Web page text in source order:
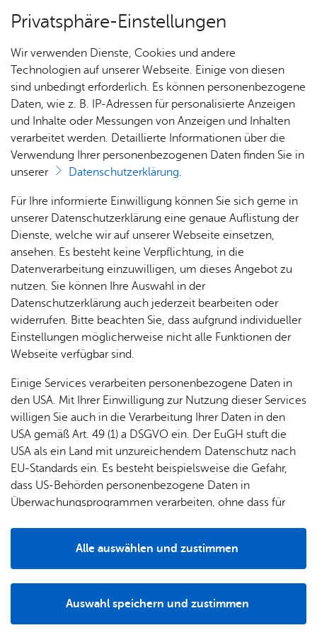
Nach­rich­ten
Lehr­gän­ge
Aus­bil­dung Um­welt­schutz­
zug
In einer 36 stündigen Grundausbildung werden
die Mitglieder des
Umweltschutzzugesauf den
Einsatz vorbereitet.
Die Grundausbildung dient zum einen als Einführung für
neue Mitglieder ins Thema, zum anderen den erfahrenen
Feuerwehrleuten als Auffrischung und Einweisung in neue
Geräte. Die verschiedenen Fachgebiete werden durch
feuerwehrinterne Ausbilder betreut und an die Mannschaft
vermittelt. Der Stundenplan ist nach Schwerpunkten
aufgeteilt und behandelt Themen wie zum Beispiel
Messen und Messtaktik, persönliche Sonderausrüstung,
Abdichten und Auffangen, Pumpen und Umfüllen,
Dekontamination, Lageerkundung und Beständigkeit von
Materialien. Am Ende der Grundausbildung wird das
Gelernte in einer Einsatzübung angewendet und geprüft.
der Abteilungen Friedrichshafen und Kluftern zusammen.
und immer auf dem aktuellsten Stand zu halten.
Privatsphäre-Einstellungen
Wir verwenden Dienste, Cookies und andere
Technologien auf unserer Webseite. Einige von diesen
sind unbedingt erforderlich. Es können personenbezogene
Daten, wie z. B. IP-Adressen für personalisierte Anzeigen
und Inhalte oder Messungen von Anzeigen und Inhalten
verarbeitet werden. Detaillierte Informationen über die
Verwendung Ihrer personenbezogenen Daten finden Sie in
unserer
Datenschutzerklärung.
Für Ihre informierte Einwilligung können Sie sich gerne in
unserer Datenschutzerklärung eine genaue Auflistung der
Dienste, welche wir auf unserer Webseite einsetzen,
ansehen. Es besteht keine Verpflichtung, in die
Datenverarbeitung einzuwilligen, um dieses Angebot zu
nutzen. Sie können Ihre Auswahl in der
Datenschutzerklärung auch jederzeit bearbeiten oder
widerrufen. Bitte beachten Sie, dass aufgrund individueller
Einstellungen möglicherweise nicht alle Funktionen der
Webseite verfügbar sind.
Einige Services verarbeiten personenbezogene Daten in
den USA. Mit Ihrer Einwilligung zur Nutzung dieser Services
willigen Sie auch in die Verarbeitung Ihrer Daten in den
USA gemäß Art. 49 (1) a DSGVO ein. Der EuGH stuft die
USA als ein Land mit unzureichendem Datenschutz nach
EU-Standards ein. Es besteht beispielsweise die Gefahr,
dass US-Behörden personenbezogene Daten in
Überwachungsprogrammen verarbeiten, ohne dass für
Auswahl speichern und zustimmen
Alle auswählen und zustimmen